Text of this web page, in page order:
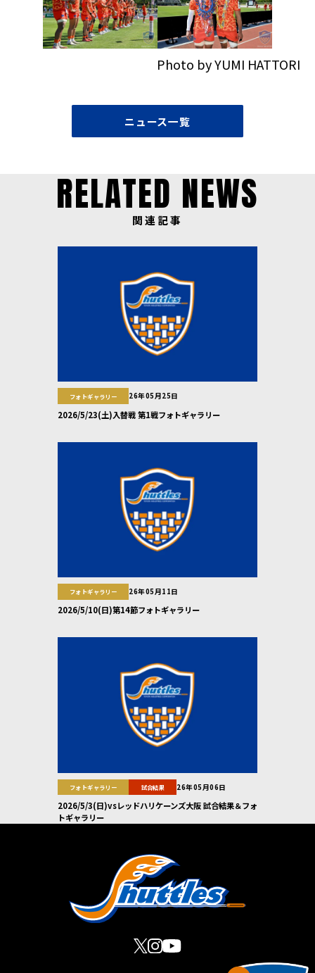
Photo by YUMI HATTORI
ニュース一覧
RELATED NEWS
関連記事
フォトギャラリー 26年05月25日
2026/5/23(土)入替戦 第1戦フォトギャラリー
フォトギャラリー 26年05月11日
2026/5/10(日)第14節フォトギャラリー
フォトギャラリー 試合結果 26年05月06日
2026/5/3(日)vsレッドハリケーンズ大阪 試合結果＆フォ
トギャラリー